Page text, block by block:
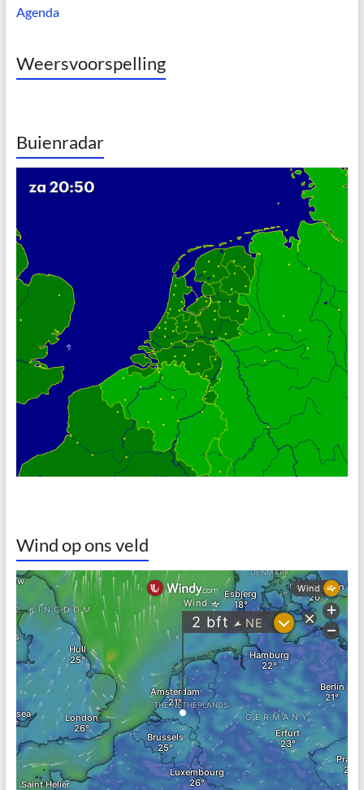
Agenda
Weersvoorspelling
Buienradar
Wind op ons veld